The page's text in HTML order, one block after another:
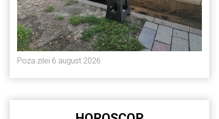
Poza zilei 6 august 2026